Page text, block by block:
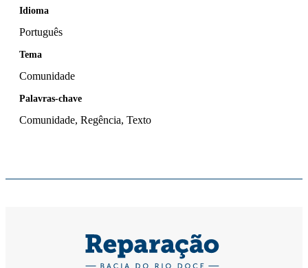
Idioma
Português
Tema
Comunidade
Palavras-chave
Comunidade, Regência, Texto